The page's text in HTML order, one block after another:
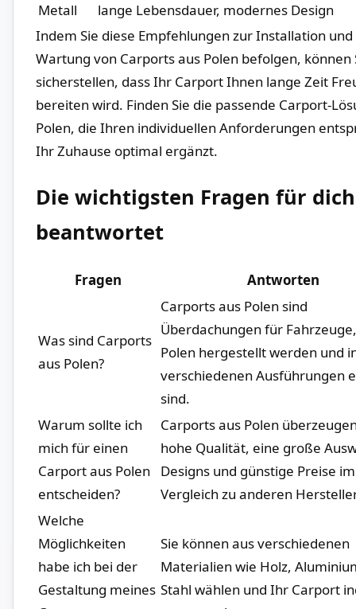
Metall
lange Lebensdauer, modernes‌ Design
Indem Sie diese‍ Empfehlungen zur⁢ Installation und
Wartung von Carports aus Polen befolgen, können
sicherstellen, dass Ihr Carport Ihnen lange Zeit
bereiten wird. Finden Sie die passende⁤ Carport-
Polen,‌ die Ihren individuellen Anforderungen
Ihr ⁤Zuhause optimal ergänzt.
Die ‍wichtigsten Fragen für dich
beantwortet
Fragen Antworten
Was sind Carports
aus Polen?
Carports aus Polen sind
Überdachungen⁢ für
‍Polen hergestellt werden und
verschiedenen⁢ Ausführungen
sind.
Warum sollte ich
mich für einen
Carport aus Polen
entscheiden?
Carports aus Polen
hohe Qualität, eine große
Designs und günstige Preise im
Vergleich zu anderen
Welche
Möglichkeiten
habe⁢ ich bei der
Gestaltung meines
Sie​ können aus ‌verschiedenen
Materialien wie Holz,⁣
Stahl ⁢wählen und Ihr Carport